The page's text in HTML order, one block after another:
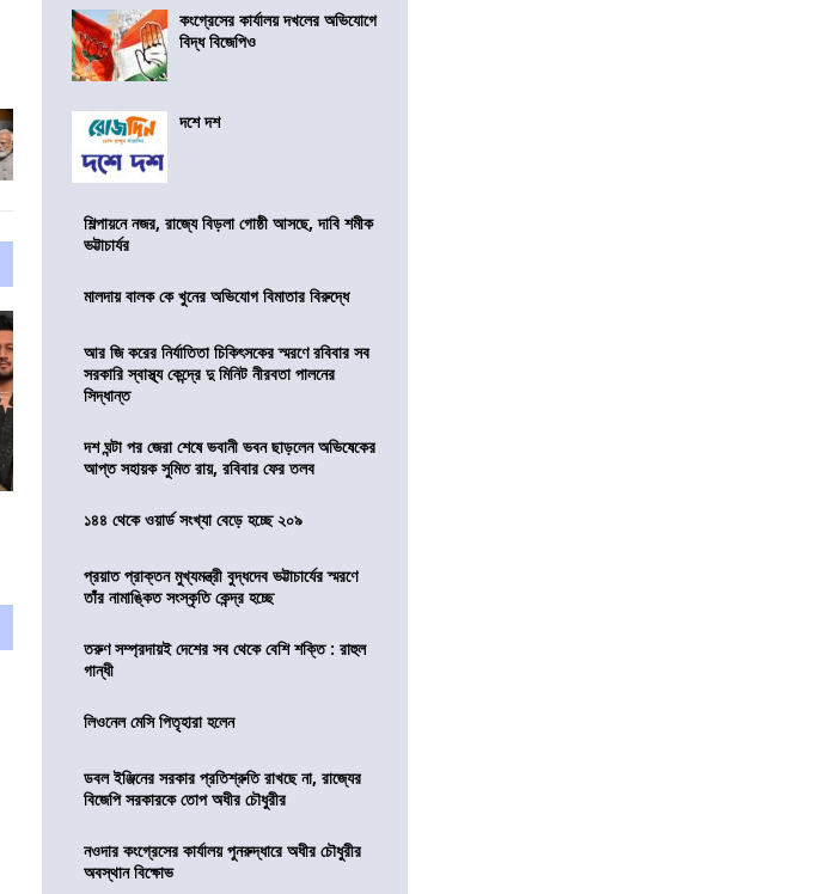
কংগ্রেসের কার্যালয় দখলের অভিযোগে
বিদ্ধ বিজেপিও
দশে দশ
শিল্পায়নে নজর, রাজ্যে বিড়লা গোষ্ঠী আসছে, দাবি শমীক
ভট্টাচার্যর
মালদায় বালক কে খুনের অভিযোগ বিমাতার বিরুদ্ধে
আর জি করের নির্যাতিতা চিকিৎসকের স্মরণে রবিবার সব
সরকারি স্বাস্থ্য কেন্দ্রে দু মিনিট নীরবতা পালনের
সিদ্ধান্ত
দশ ঘন্টা পর জেরা শেষে ভবানী ভবন ছাড়লেন অভিষেকের
আপ্ত সহায়ক সুমিত রায়, রবিবার ফের তলব
১৪৪ থেকে ওয়ার্ড সংখ্যা বেড়ে হচ্ছে ২০৯
প্রয়াত প্রাক্তন মুখ্যমন্ত্রী বুদ্ধদেব ভট্টাচার্যের স্মরণে
তাঁর নামাঙ্কিত সংস্কৃতি কেন্দ্র হচ্ছে
তরুণ সম্প্রদায়ই দেশের সব থেকে বেশি শক্তি : রাহুল
গান্ধী
লিওনেল মেসি পিতৃহারা হলেন
ডবল ইঞ্জিনের সরকার প্রতিশ্রুতি রাখছে না, রাজ্যের
বিজেপি সরকারকে তোপ অধীর চৌধুরীর
নওদার কংগ্রেসের কার্যালয় পুনরুদ্ধারে অধীর চৌধুরীর
অবস্থান বিক্ষোভ